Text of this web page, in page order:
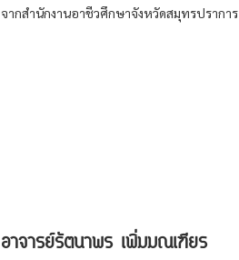
จากสำนักงานอาชีวศึกษาจังหวัดสมุทรปราการ
อาจารย์รัตนาพร เพิ่มมณเฑียร